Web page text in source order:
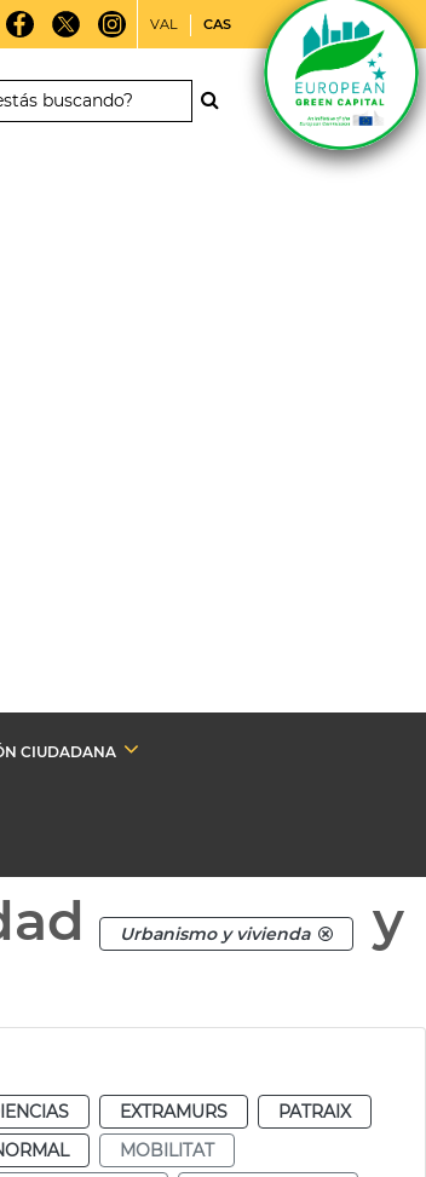
VAL CAS
CIUDADANA
Urbanismo y vivienda
y
EXTRAMURS
PATRAIX
MOBILITAT